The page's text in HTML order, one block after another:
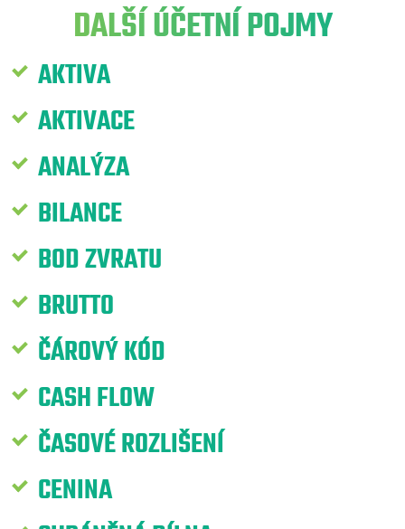
DALŠÍ ÚČETNÍ POJMY
AKTIVA
AKTIVACE
ANALÝZA
BILANCE
BOD ZVRATU
BRUTTO
ČÁROVÝ KÓD
CASH FLOW
ČASOVÉ ROZLIŠENÍ
CENINA